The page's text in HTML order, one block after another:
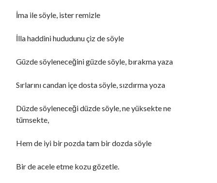
HER MESLEĞİN ÖLÜMÜ VE TAZİYESİ FARKLIDIR..
ISLAH İFSAT SÖZ VE DAVRANIŞLAR..!içinperfect boobs nsfw
VARLIĞIN HAKİKATI..!için Https://Www.Mafiascum.Net
İma ile söyle, ister remizle
İlla haddini hududunu çiz de söyle
Güzde söyleneceğini güzde söyle, bırakma yaza
Sırlarını candan içe dosta söyle, sızdırma yoza
Düzde söyleneceği düzde söyle, ne yüksekte ne
tümsekte,
Hem de iyi bir pozda tam bir dozda söyle
Bir de acele etme kozu gözetle.